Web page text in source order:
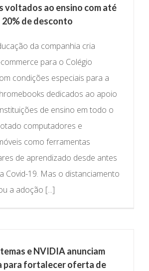
voltados ao ensino com até
20% de desconto
da companhia cria
para o Colégio
condições especiais para a
dedicados ao apoio
de ensino em todo o
computadores e
como ferramentas
de aprendizado desde antes
Covid-19. Mas o distanciamento
a adoção [...]
e NVIDIA anunciam
para fortalecer oferta de